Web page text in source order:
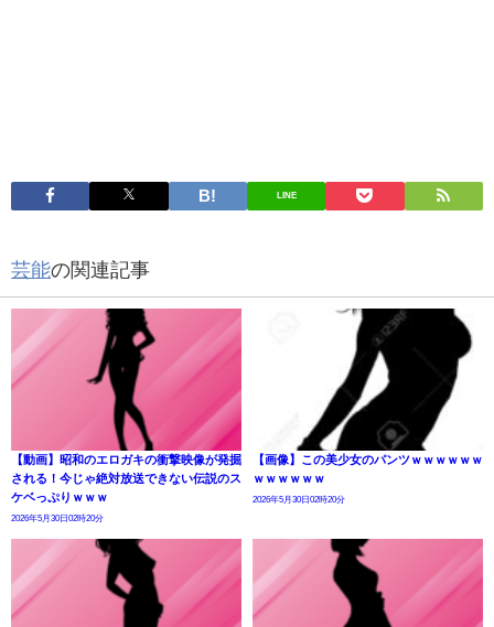
LINE
芸能の関連記事
【動画】昭和のエロガキの衝撃映像が発掘
される！今じゃ絶対放送できない伝説のス
ケベっぷりｗｗｗ
2026年5月30日02時20分
【画像】この美少女のパンツｗｗｗｗｗｗ
ｗｗｗｗｗｗ
2026年5月30日02時20分